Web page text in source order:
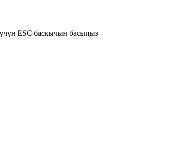
ESC баскычын басыңыз